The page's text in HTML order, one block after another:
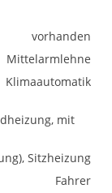
vorhanden
Mittelarmlehne
Klimaautomatik
mit
Sitzheizung
Fahrer